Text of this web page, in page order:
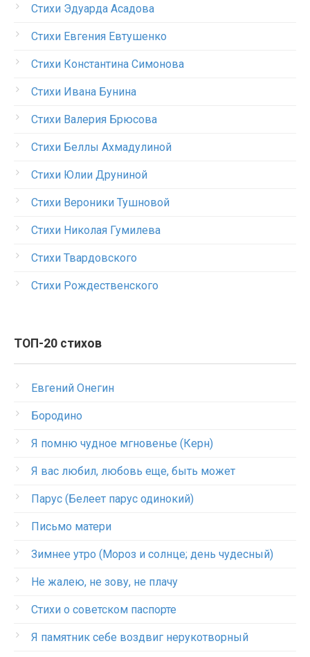
Стихи Эдуарда Асадова
Стихи Евгения Евтушенко
Стихи Константина Симонова
Стихи Ивана Бунина
Стихи Валерия Брюсова
Стихи Беллы Ахмадулиной
Стихи Юлии Друниной
Стихи Вероники Тушновой
Стихи Николая Гумилева
Стихи Твардовского
Стихи Рождественского
ТОП-20 стихов
Евгений Онегин
Бородино
Я помню чудное мгновенье (Керн)
Я вас любил, любовь еще, быть может
Парус (Белеет парус одинокий)
Письмо матери
Зимнее утро (Мороз и солнце; день чудесный)
Не жалею, не зову, не плачу
Стихи о советском паспорте
Я памятник себе воздвиг нерукотворный